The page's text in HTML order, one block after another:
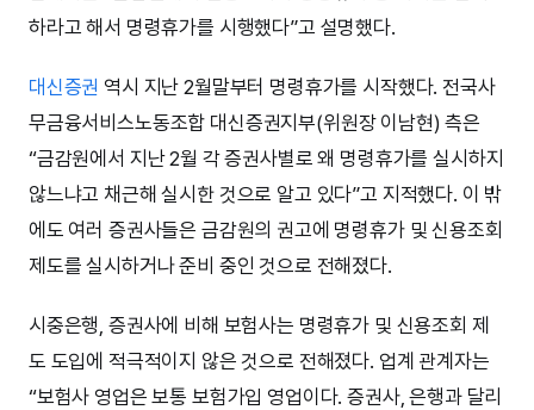
하라고 해서 명령휴가를 시행했다”고 설명했다.
대신증권 역시 지난 2월말부터 명령휴가를 시작했다. 전국사
무금융서비스노동조합 대신증권지부(위원장 이남현) 측은
“금감원에서 지난 2월 각 증권사별로 왜 명령휴가를 실시하지
않느냐고 채근해 실시한 것으로 알고 있다”고 지적했다. 이 밖
에도 여러 증권사들은 금감원의 권고에 명령휴가 및 신용조회
제도를 실시하거나 준비 중인 것으로 전해졌다.
시중은행, 증권사에 비해 보험사는 명령휴가 및 신용조회 제
도 도입에 적극적이지 않은 것으로 전해졌다. 업계 관계자는
“보험사 영업은 보통 보험가입 영업이다. 증권사, 은행과 달리